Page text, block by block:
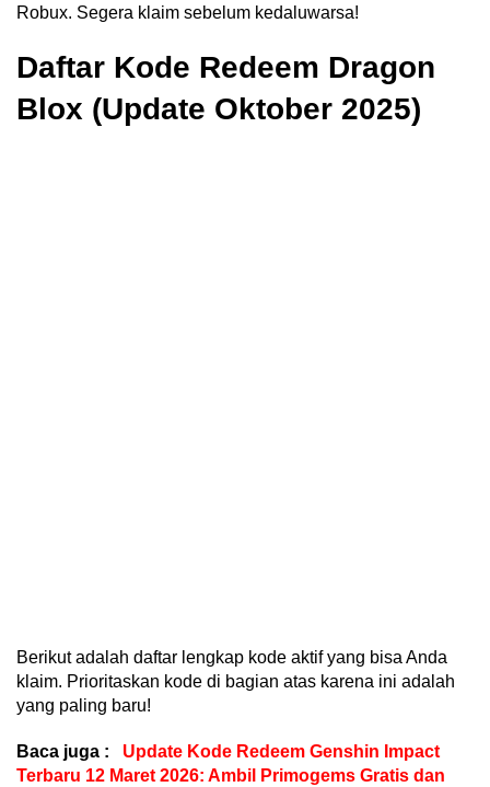
Robux. Segera klaim sebelum kedaluwarsa!
Daftar Kode Redeem Dragon
Blox (Update Oktober 2025)
Berikut adalah daftar lengkap kode aktif yang bisa Anda
klaim. Prioritaskan kode di bagian atas karena ini adalah
yang paling baru!
Baca juga :
Update Kode Redeem Genshin Impact
Terbaru 12 Maret 2026: Ambil Primogems Gratis dan